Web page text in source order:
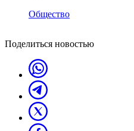
Общество
Поделиться новостью